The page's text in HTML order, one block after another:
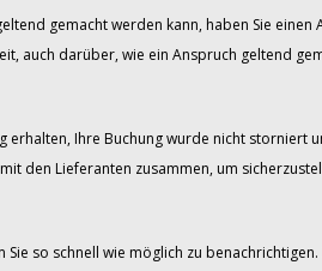
gemacht werden kann, haben Sie
auch darüber, wie ein Anspruch geltend
Ihre Buchung wurde nicht storniert
den Lieferanten zusammen, um
so schnell wie möglich zu